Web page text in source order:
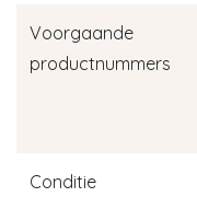
Voorgaande
productnummers
Conditie